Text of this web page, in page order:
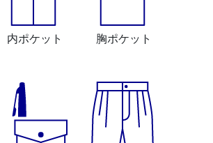
内ポケット 胸ポケット